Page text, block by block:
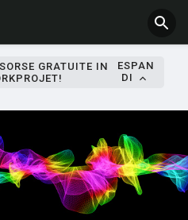
GRATUITE IN
ESPAN
DI